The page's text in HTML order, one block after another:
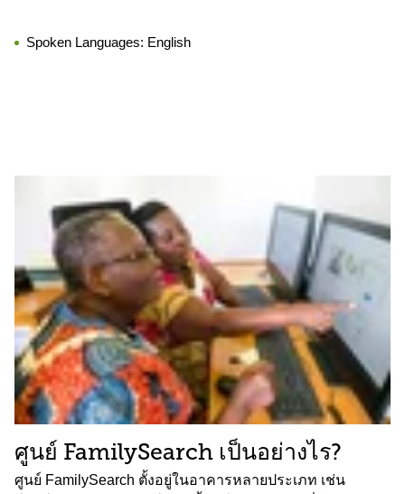
Spoken Languages: English
ศูนย์ FamilySearch เป็นอย่างไร?
ศูนย์ FamilySearch ตั้งอยู่ในอาคารหลายประเภท เช่น